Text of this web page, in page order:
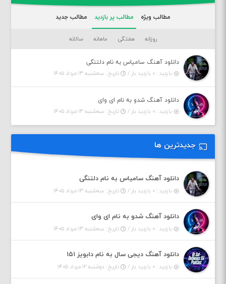
مطالب ویژه مطالب پر بازدید مطالب جدید
روزانه هفتگی ماهانه سالانه
دانلود آهنگ سامیاس به نام دلتنگی
بازدید : ۰ بازدید بار /
تاریخ : سه‌شنبه ۱۳ مرداد ۱۴۰۵
دانلود آهنگ شدو به نام ای وای
بازدید : ۰ بازدید بار /
تاریخ : سه‌شنبه ۱۳ مرداد ۱۴۰۵
جدیدترین ها
دانلود آهنگ سامیاس به نام دلتنگی
بازدید : ۰ بازدید بار / تاریخ : سه‌شنبه ۱۳ مرداد ۱۴۰۵
دانلود آهنگ شدو به نام ای وای
بازدید : ۰ بازدید بار / تاریخ : سه‌شنبه ۱۳ مرداد ۱۴۰۵
دانلود آهنگ دیجی سال به نام دابویز ۱۵۱
بازدید : ۰ بازدید بار / تاریخ : دوشنبه ۱۲ مرداد ۱۴۰۵